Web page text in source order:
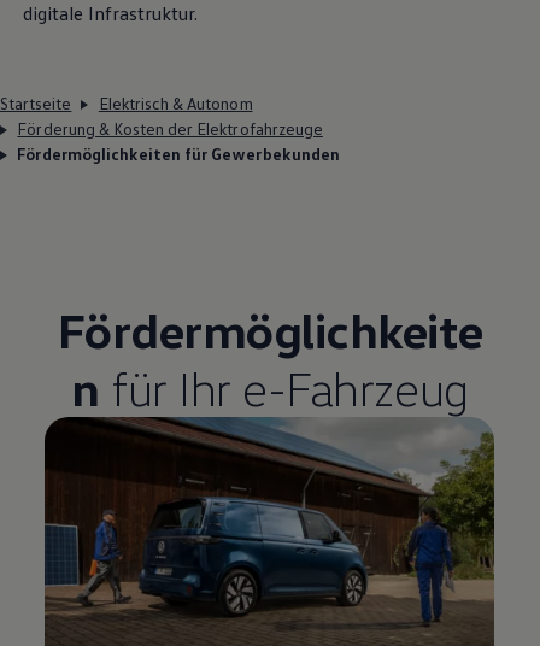
digitale Infrastruktur.
Startseite
Elektrisch & Autonom
Förderung & Kosten der Elektrofahrzeuge
Fördermöglichkeiten für Gewerbekunden
Fördermöglichkeite
n für Ihr e-Fahrzeug